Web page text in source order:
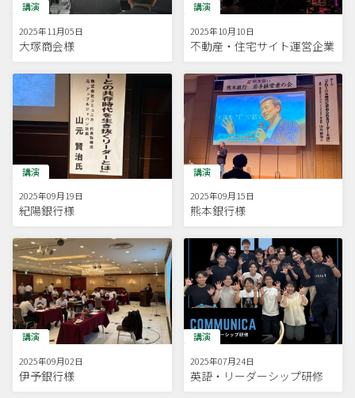
講演
2025年11月05日
大塚商会様
講演
2025年10月10日
不動産・住宅サイト運営企業
講演
2025年09月19日
紀陽銀行様
講演
2025年09月15日
熊本銀行様
講演
2025年09月02日
伊予銀行様
講演
2025年07月24日
英語・リーダーシップ研修